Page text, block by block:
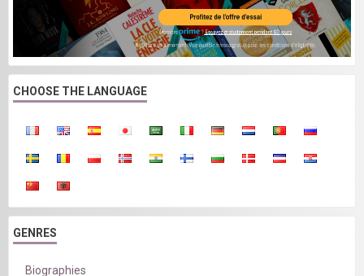
CHOOSE THE LANGUAGE
GENRES
Biographies